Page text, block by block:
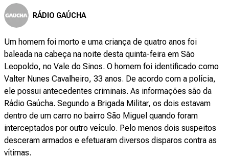
RÁDIO GAÚCHA
Um homem foi morto e uma criança de quatro anos foi
baleada na cabeça na noite desta quinta-feira em São
Leopoldo, no Vale do Sinos. O homem foi identificado como
Valter Nunes Cavalheiro, 33 anos. De acordo com a polícia,
ele possui antecedentes criminais. As informações são da
Rádio Gaúcha. Segundo a Brigada Militar, os dois estavam
dentro de um carro no bairro São Miguel quando foram
interceptados por outro veículo. Pelo menos dois suspeitos
desceram armados e efetuaram diversos disparos contra as
vítimas.